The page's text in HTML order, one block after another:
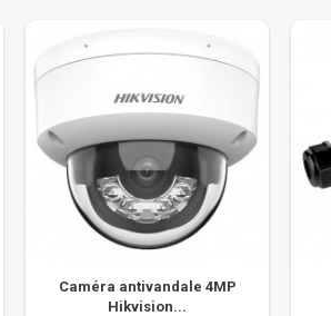
Caméra antivandale 4MP
Hikvision...